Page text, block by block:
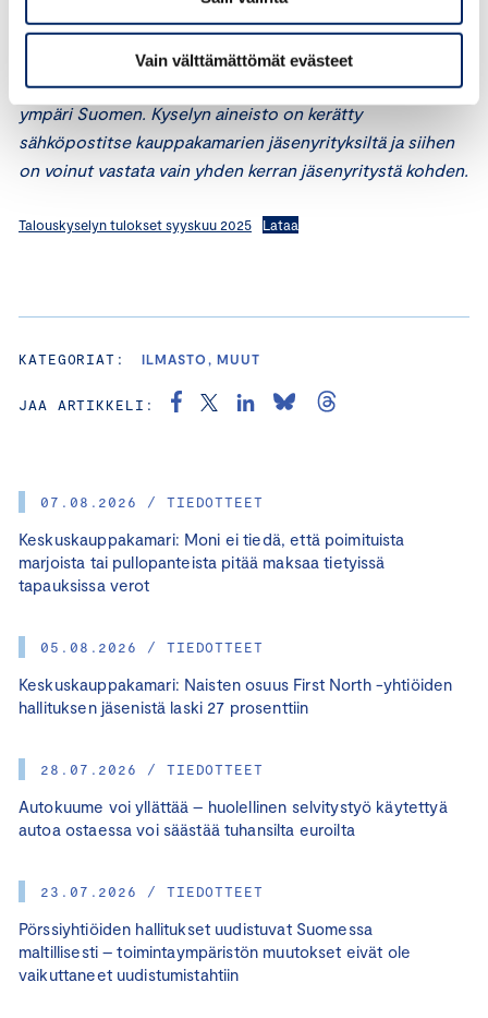
Vain välttämättömät evästeet
07.08.2026 / TIEDOTTEET
Keskuskauppakamari: Moni ei tiedä, että poimituista
marjoista tai pullopanteista pitää maksaa tietyissä
tapauksissa verot
05.08.2026 / TIEDOTTEET
Keskuskauppakamari: Naisten osuus First North -yhtiöiden
hallituksen jäsenistä laski 27 prosenttiin
28.07.2026 / TIEDOTTEET
Autokuume voi yllättää – huolellinen selvitystyö käytettyä
autoa ostaessa voi säästää tuhansilta euroilta
23.07.2026 / TIEDOTTEET
Pörssiyhtiöiden hallitukset uudistuvat Suomessa
maltillisesti – toimintaympäristön muutokset eivät ole
vaikuttaneet uudistumistahtiin
Kauppakamarien talouskysely tehtiin 16.-18.9.2025 ja
siihen vastasi 1386 eri kokoista yritystä eri toimialoilta
ympäri Suomen. Kyselyn aineisto on kerätty
sähköpostitse kauppakamarien jäsenyrityksiltä ja siihen
on voinut vastata vain yhden kerran jäsenyritystä kohden.
Talouskyselyn tulokset syyskuu 2025 Lataa
KATEGORIAT: ILMASTO, MUUT
JAA ARTIKKELI: